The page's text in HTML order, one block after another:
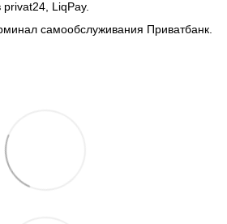
privat24, LiqPay.
самообслуживания Приватбанк.